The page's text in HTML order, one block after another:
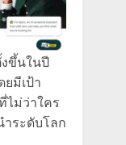
ขึ้นในปี
ยมีเป้า
ไม่ว่าใคร
ำระดับโลก